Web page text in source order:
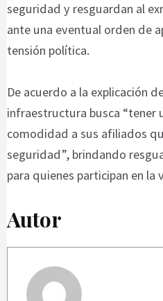
seguridad y resguardan al
ante una eventual orden de
tensión política.
De acuerdo a la explicación
infraestructura busca “tener
comodidad a sus afiliados
seguridad”, brindando
para quienes participan en la
Autor